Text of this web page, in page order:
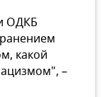
ОДКБ
какой
–